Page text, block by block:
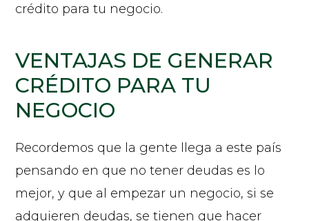
crédito para tu negocio.
VENTAJAS DE GENERAR
CRÉDITO PARA TU
NEGOCIO
Recordemos que la gente llega a este país
pensando en que no tener deudas es lo
mejor, y que al empezar un negocio, si se
adquieren deudas, se tienen que hacer